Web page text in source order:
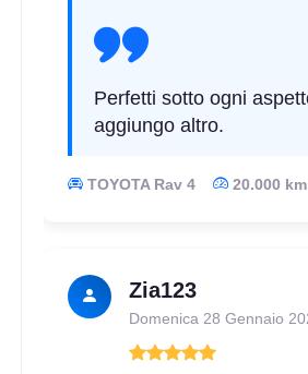
Perfetti sotto ogni
aggiungo altro.
TOYOTA Rav 4 20.000 km
Zia123
Domenica 28 Gennaio